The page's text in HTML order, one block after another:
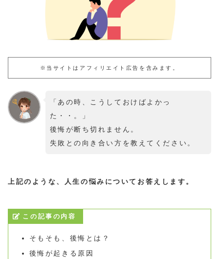
※当サイトはアフィリエイト広告を含みます。
「あの時、こうしておけばよかっ
た・・。」
後悔が断ち切れません。
失敗との向き合い方を教えてください。
上記のような、人生の悩みについてお答えします。
この記事の内容
そもそも、後悔とは？
後悔が起きる原因